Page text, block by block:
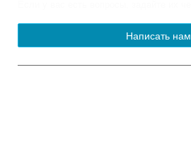
Написать нам